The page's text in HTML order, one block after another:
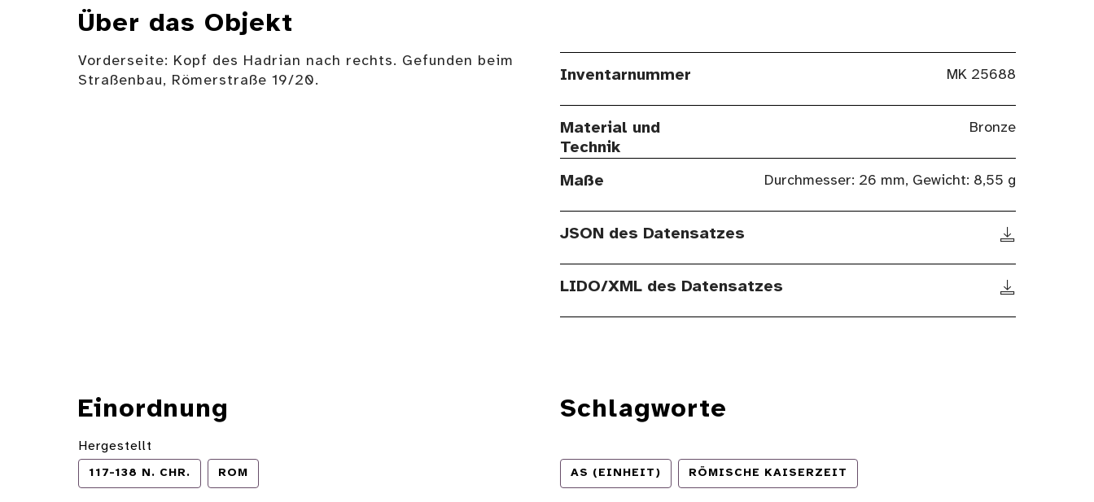
Über das Objekt
Vorderseite: Kopf des Hadrian nach rechts. Gefunden beim
Straßenbau, Römerstraße 19/20.
Inventarnummer MK 25688
Material und
Technik
Bronze
Maße Durchmesser: 26 mm, Gewicht: 8,55 g
JSON des Datensatzes
LIDO/XML des Datensatzes
Einordnung
Hergestellt
117-138 N. CHR. ROM
Schlagworte
AS (EINHEIT) RÖMISCHE KAISERZEIT